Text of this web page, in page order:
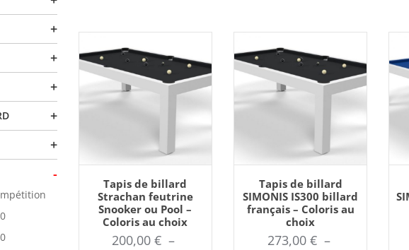
+
+
+
+
+
-
PLUS
RÉCENT
PLUS
ANCIEN
Ce
produit
a
plusieurs
variations.
options
Tapis de billard
Strachan feutrine
Snooker ou Pool –
Coloris au choix
200,00€ –
Ce
produit
a
plusieurs
variations.
options
Tapis de billard
SIMONIS IS300 billard
français – Coloris au
choix
273,00 € –